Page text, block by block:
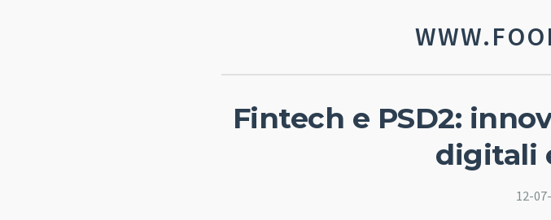
Fintech e PSD2:
digitali
12-